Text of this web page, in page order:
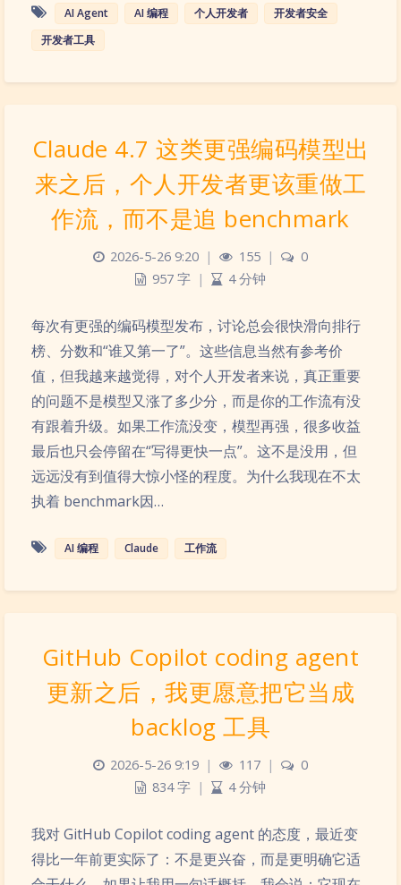
AI Agent AI 编程 个人开发者
开发者安全
开发者工具
Claude 4.7 这类更强编码模型出
来之后，个人开发者更该重做工
作流，而不是追 benchmark
2026-5-26 9:20 | 155 |
0
957 字 | 4 分钟
每次有更强的编码模型发布，讨论总会很快滑向排行
榜、分数和“谁又第一了”。这些信息当然有参考价
值，但我越来越觉得，对个人开发者来说，真正重要
的问题不是模型又涨了多少分，而是你的工作流有没
有跟着升级。如果工作流没变，模型再强，很多收益
最后也只会停留在“写得更快一点”。这不是没用，但
远远没有到值得大惊小怪的程度。为什么我现在不太
执着 benchmark因…
AI 编程 Claude 工作流
GitHub Copilot coding agent
更新之后，我更愿意把它当成
backlog 工具
2026-5-26 9:19 | 117 |
0
834 字 | 4 分钟
我对 GitHub Copilot coding agent 的态度，最近变
得比一年前更实际了：不是更兴奋，而是更明确它适